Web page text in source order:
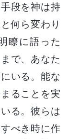
段を神は持
何ら変わり
瞭に語った
で、あなた
いる。能な
ることを実
る。彼らは
べき時に作